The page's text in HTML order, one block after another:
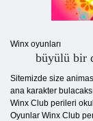
Winx oyunları
büyülü bir
Sitemizde size
ana karakter
Winx Club perileri okul
Oyunlar Winx Club